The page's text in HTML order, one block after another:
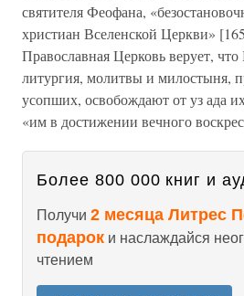
святителя Феофана,
христиан Вселенской Церкви»
Православная Церковь верует,
литургия, молитвы и милостыня,
усопших, освобождают от уз ада
«им в достижении вечного
Более 800 000 книг и
Получи 2 месяца Литрес
подарок и наслаждайся
чтением